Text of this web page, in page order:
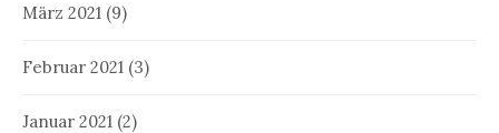
März 2021 (9)
Februar 2021 (3)
Januar 2021 (2)